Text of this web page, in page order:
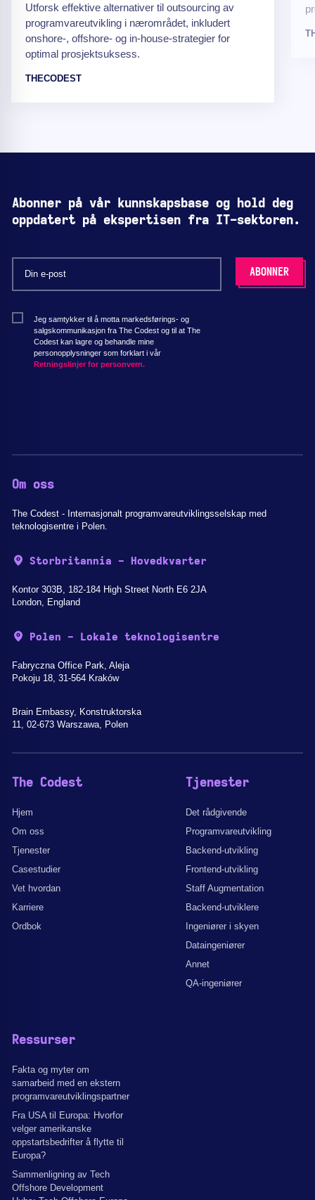
Utforsk effektive alternativer til outsourcing av
programvareutvikling i nærområdet, inkludert
onshore-, offshore- og in-house-strategier for
optimal prosjektsuksess.
THECODEST
Abonner på vår kunnskapsbase og hold deg
oppdatert på ekspertisen fra IT-sektoren.
Jeg samtykker til å motta markedsførings- og
salgskommunikasjon fra The Codest og til at The
Codest kan lagre og behandle mine
personopplysninger som forklart i vår
Retningslinjer for personvern.
Om oss
The Codest - Internasjonalt programvareutviklingsselskap med
teknologisentre i Polen.
Storbritannia - Hovedkvarter
Kontor 303B, 182-184 High Street North E6 2JA
London, England
Polen - Lokale teknologisentre
Fabryczna Office Park, Aleja
Pokoju 18, 31-564 Kraków
Brain Embassy, Konstruktorska
11, 02-673 Warszawa, Polen
The Codest
Hjem
Om oss
Tjenester
Casestudier
Vet hvordan
Karriere
Ordbok
Tjenester
Det rådgivende
Programvareutvikling
Backend-utvikling
Frontend-utvikling
Staff Augmentation
Backend-utviklere
Ingeniører i skyen
Dataingeniører
Annet
QA-ingeniører
Ressurser
Fakta og myter om
samarbeid med en ekstern
programvareutviklingspartner
Fra USA til Europa: Hvorfor
velger amerikanske
oppstartsbedrifter å flytte til
Europa?
Sammenligning av Tech
Offshore Development